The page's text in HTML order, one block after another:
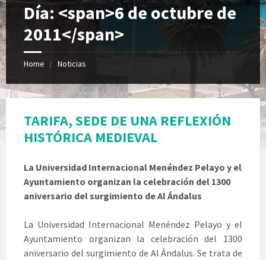
Día: <span>6 de octubre de
2011</span>
Home Noticias
TARIFA, SEDE DE UNA REFLEXIÓN
HISTÓRICA MEDIEVAL
La Universidad Internacional Menéndez Pelayo y el
Ayuntamiento organizan la celebración del 1300
aniversario del surgimiento de Al Ándalus
La Universidad Internacional Menéndez Pelayo y el
Ayuntamiento organizan la celebración del 1300
aniversario del surgimiento de Al Ándalus. Se trata de